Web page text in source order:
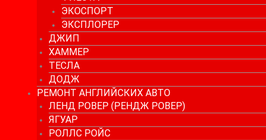
ЭКОСПОРТ
ЭКСПЛОРЕР
ДЖИП
ХАММЕР
ТЕСЛА
ДОДЖ
РЕМОНТ АНГЛИЙСКИХ АВТО
ЛЕНД РОВЕР (РЕНДЖ РОВЕР)
ЯГУАР
РОЛЛС РОЙС